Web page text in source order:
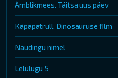
Ämblikmees. Täitsa uus päev
Käpapatrull: Dinosauruse film
Naudingu nimel
Lelulugu 5